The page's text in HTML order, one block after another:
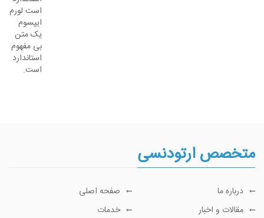
است لورم
ایپسوم
یک متن
بی مفهوم
استاندارد
است.
متخصص ارتودنسی
صفحه اصلی
درباره ما
خدمات
مقالات و اخبار